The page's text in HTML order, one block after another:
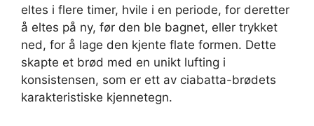
eltes i flere timer, hvile i en periode, for deretter
å eltes på ny, før den ble bagnet, eller trykket
ned, for å lage den kjente flate formen. Dette
skapte et brød med en unikt lufting i
konsistensen, som er ett av ciabatta-brødets
karakteristiske kjennetegn.